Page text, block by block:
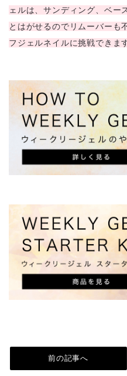
ェルは、サンディング、ベー
とはがせるのでリムーバーも
フジェルネイルに挑戦できま
前の記事へ